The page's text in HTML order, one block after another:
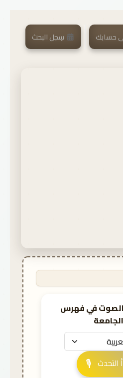
حسابك سِجل البحث
في فهرس
الجامعة
التحدث 🎙️